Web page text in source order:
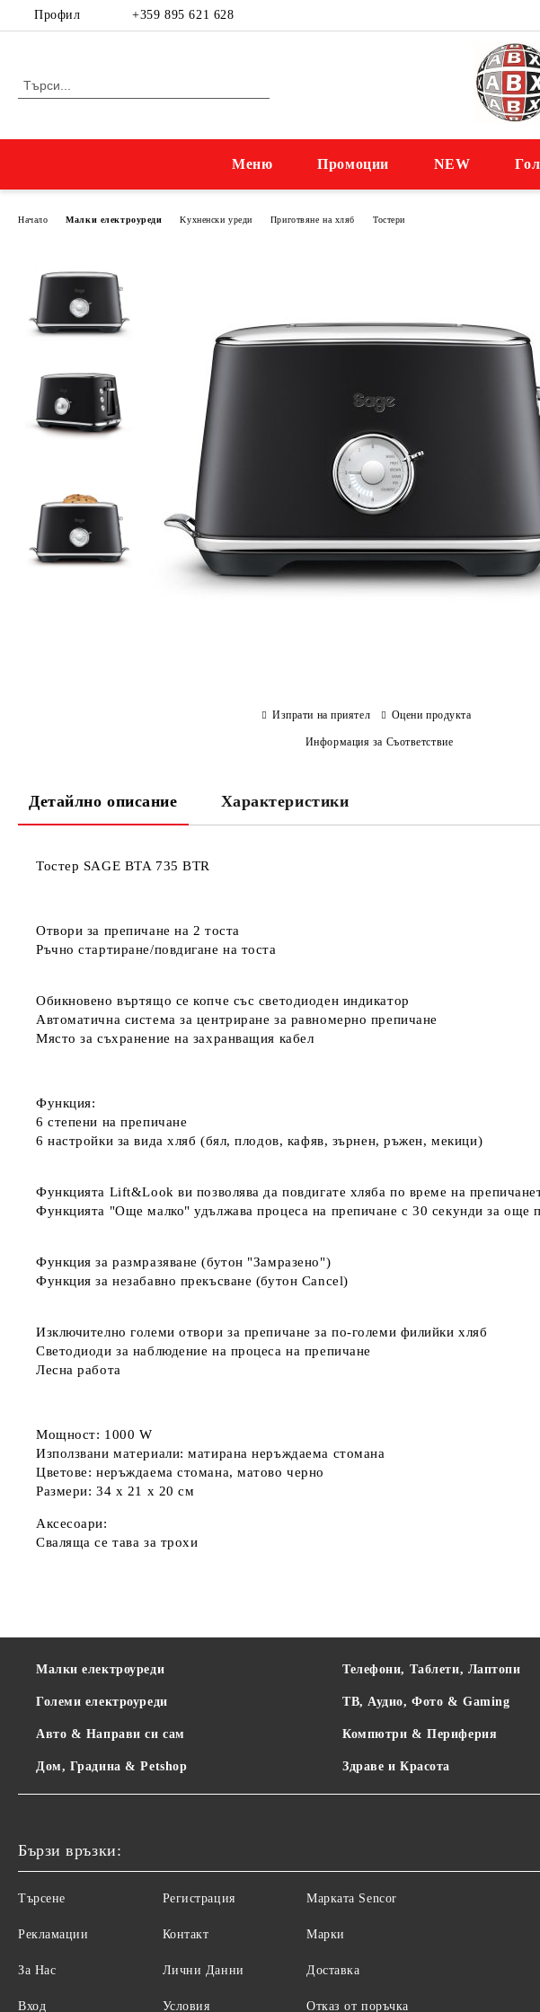
Профил +359 895 621 628
Меню Промоции NEW
Начало Малки електроуреди Kухненски уреди Приготвяне на хляб Тостери
Изпрати на приятел Оцени продукта
Информация за Съответствие
Детайлно описание Характеристики
Тостер SAGE BTA 735 BTR
Отвори за препичане на 2 тоста
Ръчно стартиране/повдигане на тоста
Обикновено въртящо се копче със светодиоден индикатор
Автоматична система за центриране за равномерно препичане
Място за съхранение на захранващия кабел
Функция:
6 степени на препичане
6 настройки за вида хляб (бял, плодов, кафяв, зърнен, ръжен, мекици)
Функцията Lift&Look ви позволява да повдигате хляба по време на
Функцията "Още малко" удължава процеса на препичане с 30 секунди за още
Функция за размразяване (бутон "Замразено")
Функция за незабавно прекъсване (бутон Cancel)
Изключително големи отвори за препичане за по-големи филийки хляб
Светодиоди за наблюдение на процеса на препичане
Лесна работа
Мощност: 1000 W
Използвани материали: матирана неръждаема стомана
Цветове: неръждаема стомана, матово черно
Размери: 34 x 21 x 20 см
Аксесоари:
Сваляща се тава за трохи
Малки електроуреди
Големи електроуреди
Авто & Направи си сам
Дом, Градина & Petshop
Телефони, Таблети, Лаптопи
ТВ, Аудио, Фото & Gaming
Компютри & Периферия
Здраве и Красота
Бързи връзки:
Търсене
Рекламации
За Нас
Вход
Регистрация
Контакт
Лични Данни
Условия
Maрката Sencor
Марки
Доставка
Отказ от поръчка